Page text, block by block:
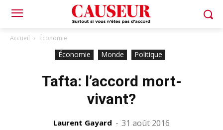
Accueil Économie
Économie Monde Politique
Tafta: l’accord mort-
vivant?
Laurent Gayard - 31 août 2016